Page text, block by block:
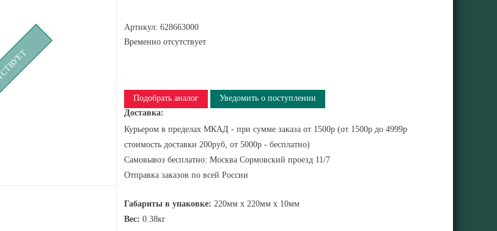
Артикул: 628663000
Временно отсутствует
Подобрать аналог
Уведомить о поступлении
Доставка:
Курьером в пределах МКАД - при сумме заказа от 1500р (от 1500р до 4999р
стоимость доставки 200руб, от 5000р - бесплатно)
Самовывоз бесплатно: Москва Сормовский проезд 11/7
Отправка заказов по всей России
Габариты в упаковке: 220мм x 220мм x 10мм
Вес: 0.38кг